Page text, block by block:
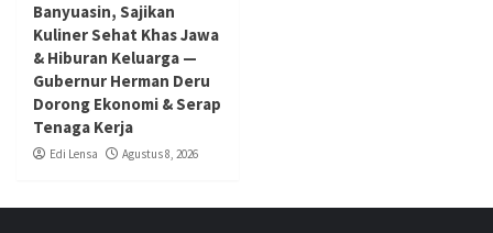
Banyuasin, Sajikan
Kuliner Sehat Khas Jawa
& Hiburan Keluarga —
Gubernur Herman Deru
Dorong Ekonomi & Serap
Tenaga Kerja
Edi Lensa Agustus 8, 2026